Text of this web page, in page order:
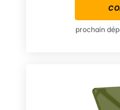
prochain